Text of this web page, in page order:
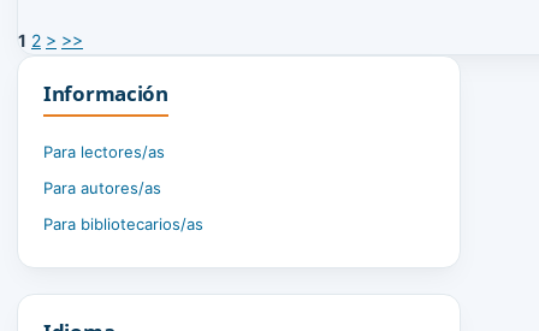
1 2 > >>
Información
Para lectores/as
Para autores/as
Para bibliotecarios/as